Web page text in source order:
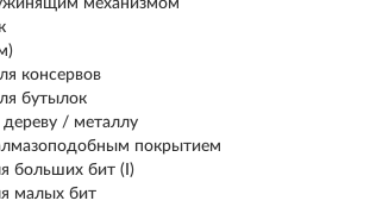
консервов
бутылок
/ металлу
покрытием
больших бит (I)
малых бит